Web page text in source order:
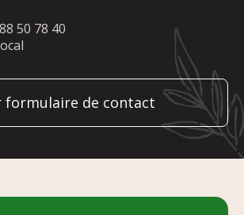
50 78 40
formulaire de contact